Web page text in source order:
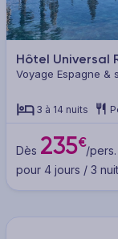
Hôtel Universal
Voyage Espagne &
3 à 14 nuits
Dès 235€/pers.
pour 4 jours / 3